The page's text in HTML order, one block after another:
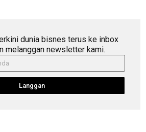
dunia bisnes terus ke inbox
melanggan newsletter kami.
Langgan